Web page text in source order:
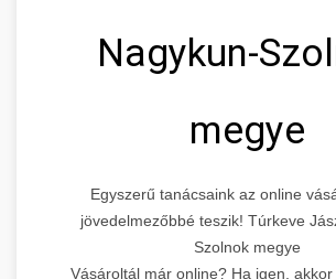
Nagykun-
megye
Egyszerű tanácsaink az online
jövedelmezőbbé teszik! Túrkeve
Szolnok megye
Vásároltál már online? Ha igen,